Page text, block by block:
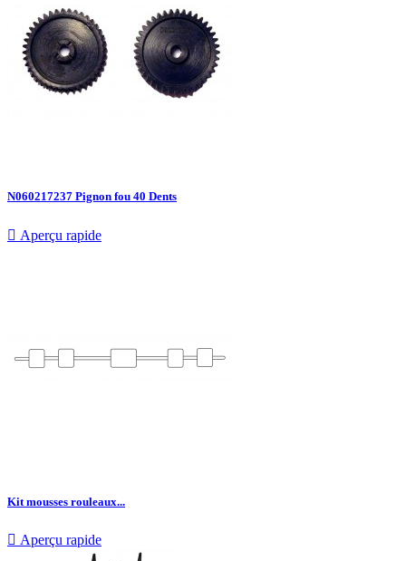
N060217237 Pignon fou 40 Dents
 Aperçu rapide
Kit mousses rouleaux...
 Aperçu rapide